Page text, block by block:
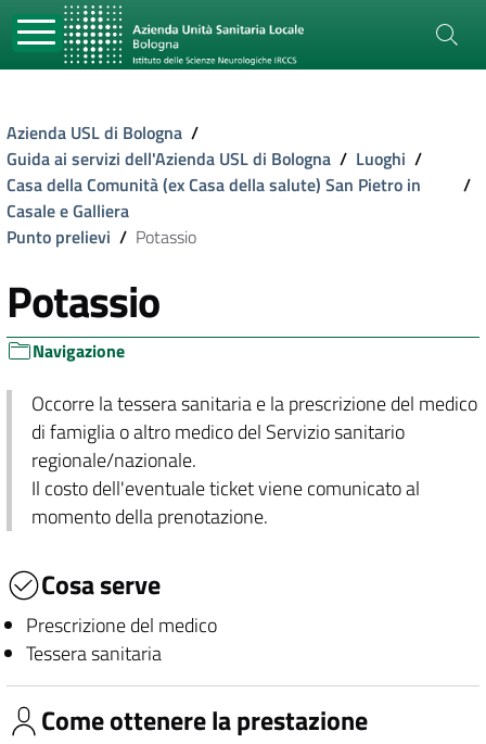
Azienda USL di Bologna /
Guida ai servizi dell'Azienda USL di Bologna / Luoghi /
Casa della Comunità (ex Casa della salute) San Pietro in
Casale e Galliera
/
Punto prelievi / Potassio
Potassio
Navigazione
Occorre la tessera sanitaria e la prescrizione del medico
di famiglia o altro medico del Servizio sanitario
regionale/nazionale.
Il costo dell'eventuale ticket viene comunicato al
momento della prenotazione.
Cosa serve
Prescrizione del medico
Tessera sanitaria
Come ottenere la prestazione